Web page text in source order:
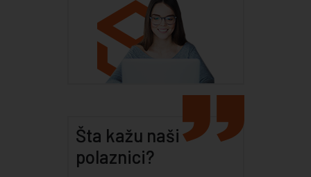
Šta kažu naši
polaznici?